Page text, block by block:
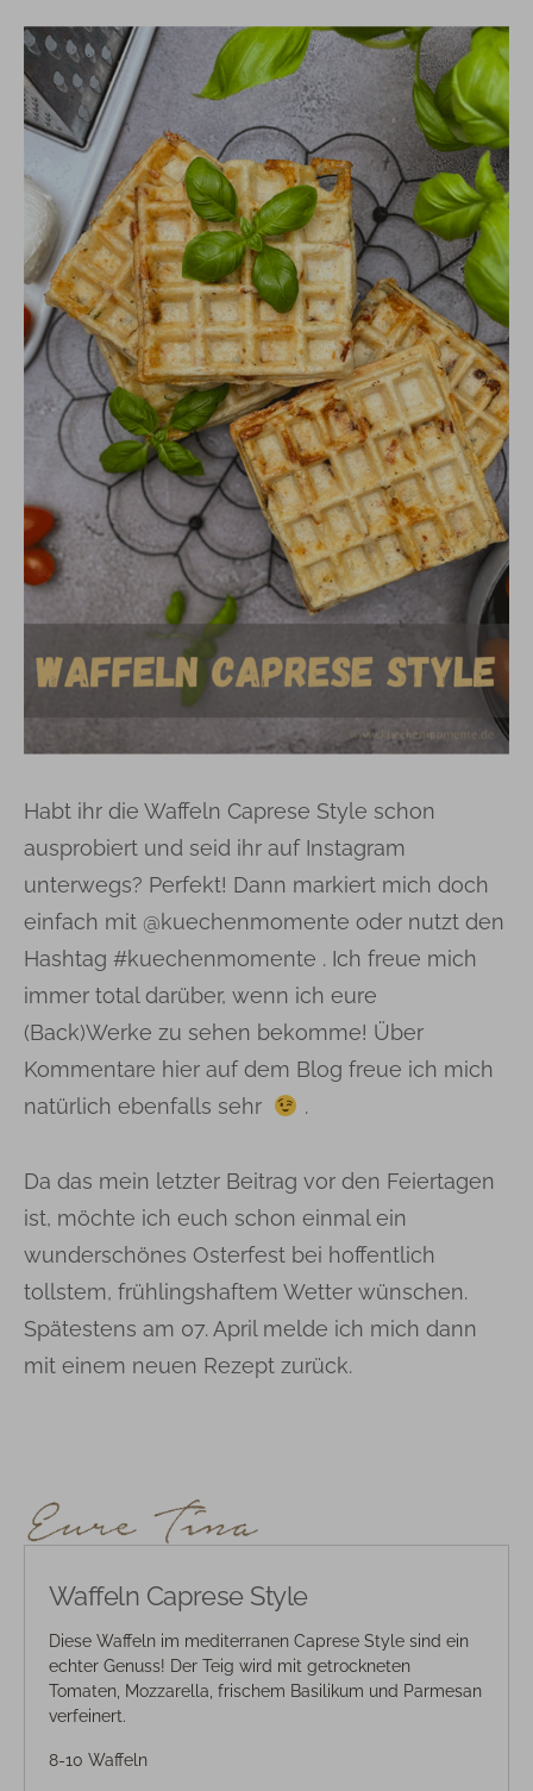
Habt ihr die Waffeln Caprese Style schon
ausprobiert und seid ihr auf Instagram
unterwegs? Perfekt! Dann markiert mich doch
einfach mit @kuechenmomente oder nutzt den
Hashtag #kuechenmomente . Ich freue mich
immer total darüber, wenn ich eure
(Back)Werke zu sehen bekomme! Über
Kommentare hier auf dem Blog freue ich mich
natürlich ebenfalls sehr
.
Da das mein letzter Beitrag vor den Feiertagen
ist, möchte ich euch schon einmal ein
wunderschönes Osterfest bei hoffentlich
tollstem, frühlingshaftem Wetter wünschen.
Spätestens am 07. April melde ich mich dann
mit einem neuen Rezept zurück.
Waffeln Caprese Style
Diese Waffeln im mediterranen Caprese Style sind ein
echter Genuss! Der Teig wird mit getrockneten
Tomaten, Mozzarella, frischem Basilikum und Parmesan
verfeinert.
8-10 Waffeln